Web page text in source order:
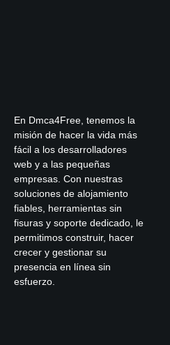
En Dmca4Free, tenemos la
misión de hacer la vida más
fácil a los desarrolladores
web y a las pequeñas
empresas. Con nuestras
soluciones de alojamiento
fiables, herramientas sin
fisuras y soporte dedicado, le
permitimos construir, hacer
crecer y gestionar su
presencia en línea sin
esfuerzo.